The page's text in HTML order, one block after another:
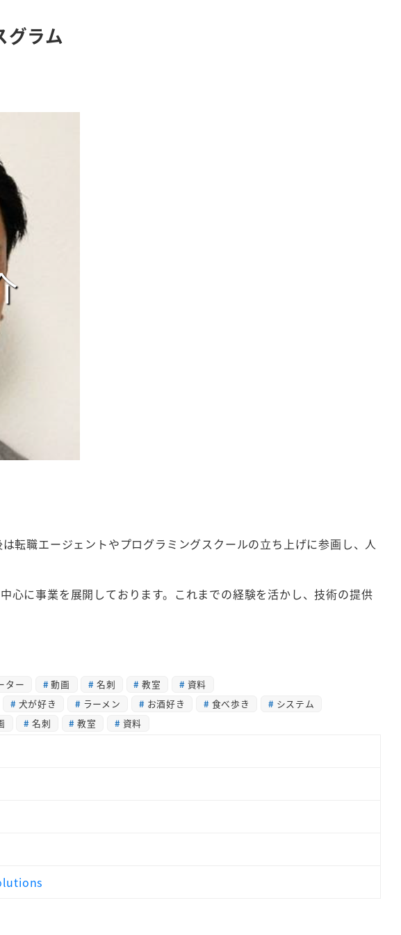
グラム
転職エージェントやプログラミングスクールの立ち上げに参画し、人
に事業を展開しております。これまでの経験を活かし、技術の提供
ター 動画 名刺 教室
資料
犬が好き ラーメン お酒好き 食べ歩き
システム
名刺 教室 資料